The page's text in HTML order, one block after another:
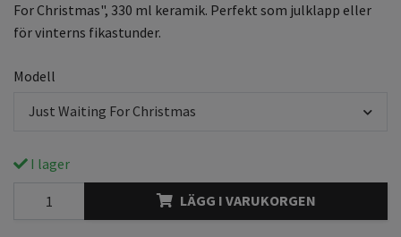
For Christmas", 330 ml keramik. Perfekt som julklapp eller
för vinterns fikastunder.
Modell
Just Waiting For Christmas
I lager
LÄGG I VARUKORGEN